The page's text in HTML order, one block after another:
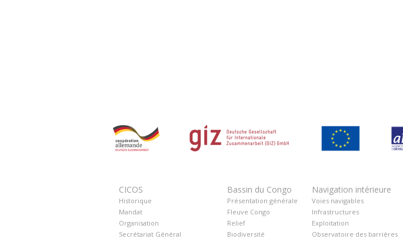
CICOS
Historique
Mandat
Organisation
Secrétariat Général
Bassin du Congo
Présentation générale
Fleuve Congo
Relief
Biodiversité
Navigation intérieure
Voies navigables
Infrastructures
Exploitation
Observatoire des barrières